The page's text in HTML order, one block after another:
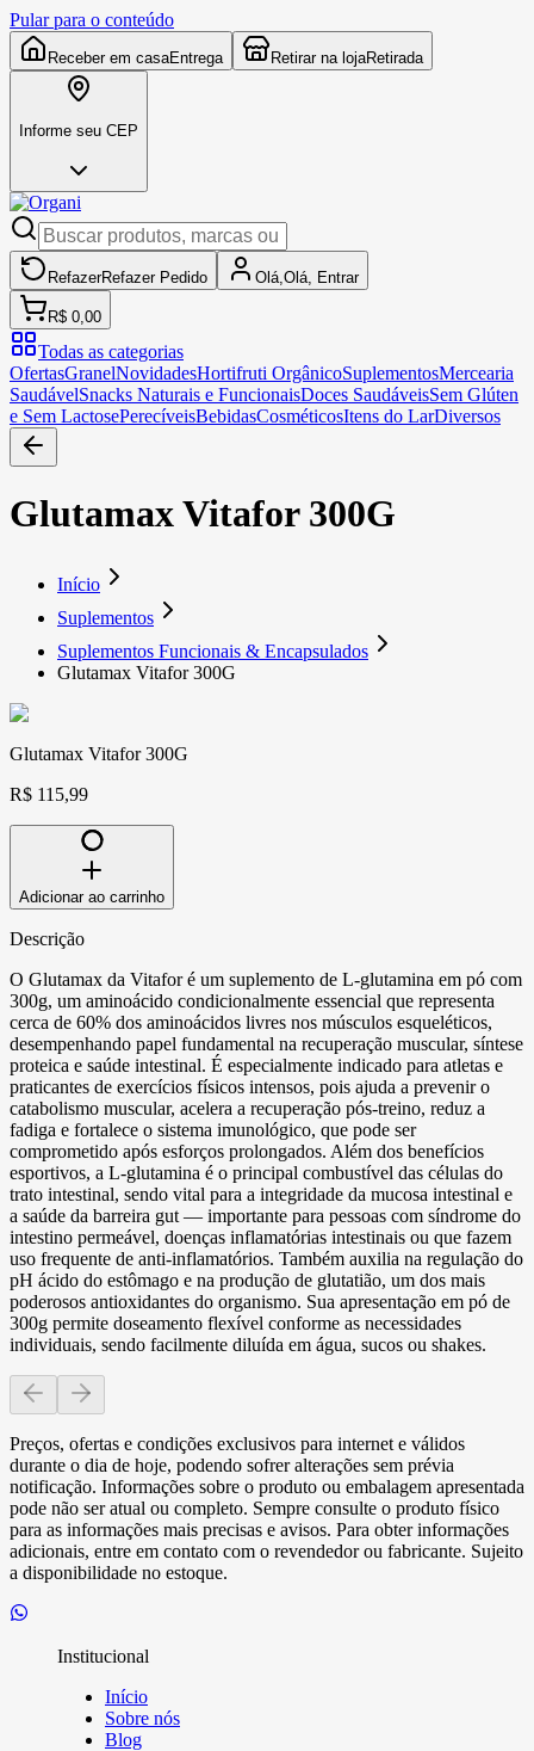
Pular para o conteúdo
Receber em casaEntrega Retirar na lojaRetirada
Informe seu CEP
RefazerRefazer Pedido Olá, Olá, Entrar
R$ 0,00
Todas as categorias
OfertasGranelNovidadesHortifruti OrgânicoSuplementosMercearia
SaudávelSnacks Naturais e FuncionaisDoces SaudáveisSem Glúten
e Sem LactosePerecíveisBebidasCosméticosItens do LarDiversos
Glutamax Vitafor 300G
Início
Suplementos
Suplementos Funcionais & Encapsulados
Glutamax Vitafor 300G
Glutamax Vitafor 300G
R$ 115,99
Adicionar ao carrinho
Descrição
O Glutamax da Vitafor é um suplemento de L-glutamina em pó com
300g, um aminoácido condicionalmente essencial que representa
cerca de 60% dos aminoácidos livres nos músculos esqueléticos,
desempenhando papel fundamental na recuperação muscular, síntese
proteica e saúde intestinal. É especialmente indicado para atletas e
praticantes de exercícios físicos intensos, pois ajuda a prevenir o
catabolismo muscular, acelera a recuperação pós-treino, reduz a
fadiga e fortalece o sistema imunológico, que pode ser
comprometido após esforços prolongados. Além dos benefícios
esportivos, a L-glutamina é o principal combustível das células do
trato intestinal, sendo vital para a integridade da mucosa intestinal e
a saúde da barreira gut — importante para pessoas com síndrome do
intestino permeável, doenças inflamatórias intestinais ou que fazem
uso frequente de anti-inflamatórios. Também auxilia na regulação do
pH ácido do estômago e na produção de glutatião, um dos mais
poderosos antioxidantes do organismo. Sua apresentação em pó de
300g permite doseamento flexível conforme as necessidades
individuais, sendo facilmente diluída em água, sucos ou shakes.
Preços, ofertas e condições exclusivos para internet e válidos
durante o dia de hoje, podendo sofrer alterações sem prévia
notificação. Informações sobre o produto ou embalagem apresentada
pode não ser atual ou completo. Sempre consulte o produto físico
para as informações mais precisas e avisos. Para obter informações
adicionais, entre em contato com o revendedor ou fabricante. Sujeito
a disponibilidade no estoque.
Institucional
Início
Sobre nós
Blog